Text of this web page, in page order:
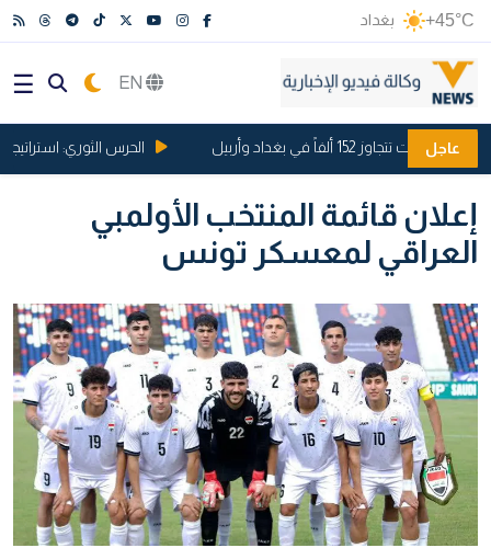
+45°C بغداد
عاجل
152 ألفاً في بغداد وأربيل الحرس الثوري:
إعلان قائمة المنتخب الأولمبي
العراقي لمعسكر تونس